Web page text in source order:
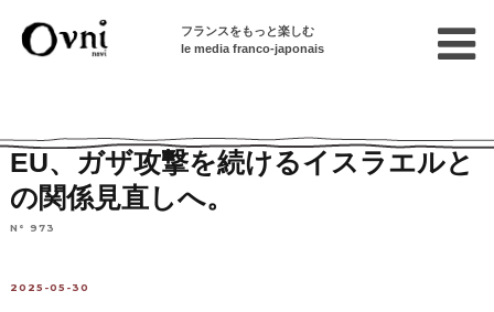
フランスをもっと楽しむ
le media franco-japonais
EU、ガザ攻撃を続けるイスラエルと
の関係見直しへ。
N° 973
2025-05-30